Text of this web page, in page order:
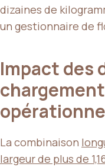
dizaines de
un gestionnaire de
Impact des
La combinaison
largeur de plus de